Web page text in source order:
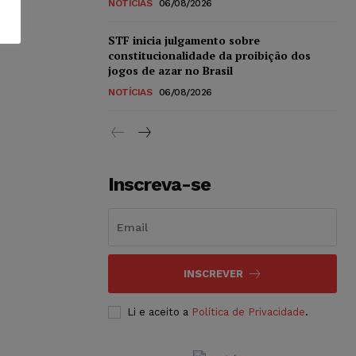
NOTÍCIAS 06/08/2026
STF inicia julgamento sobre
constitucionalidade da proibição dos
jogos de azar no Brasil
NOTÍCIAS 06/08/2026
Inscreva-se
INSCREVER
Li e aceito a Política de Privacidade.